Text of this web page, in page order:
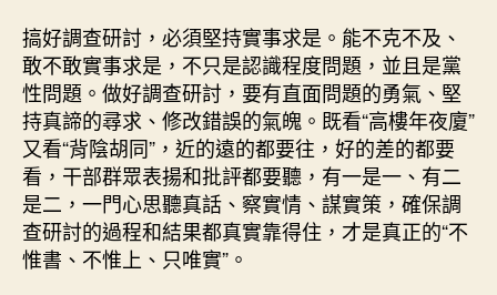
搞好調查研討，必須堅持實事求是。能不克不及、
敢不敢實事求是，不只是認識程度問題，並且是黨
性問題。做好調查研討，要有直面問題的勇氣、堅
持真諦的尋求、修改錯誤的氣魄。既看“高樓年夜廈”
又看“背陰胡同”，近的遠的都要往，好的差的都要
看，干部群眾表揚和批評都要聽，有一是一、有二
是二，一門心思聽真話、察實情、謀實策，確保調
查研討的過程和結果都真實靠得住，才是真正的“不
惟書、不惟上、只唯實”。